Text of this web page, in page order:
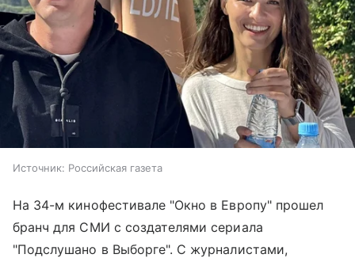
Источник: Российская газета
На 34-м кинофестивале "Окно в Европу" прошел
бранч для СМИ с создателями сериала
"Подслушано в Выборге". С журналистами,